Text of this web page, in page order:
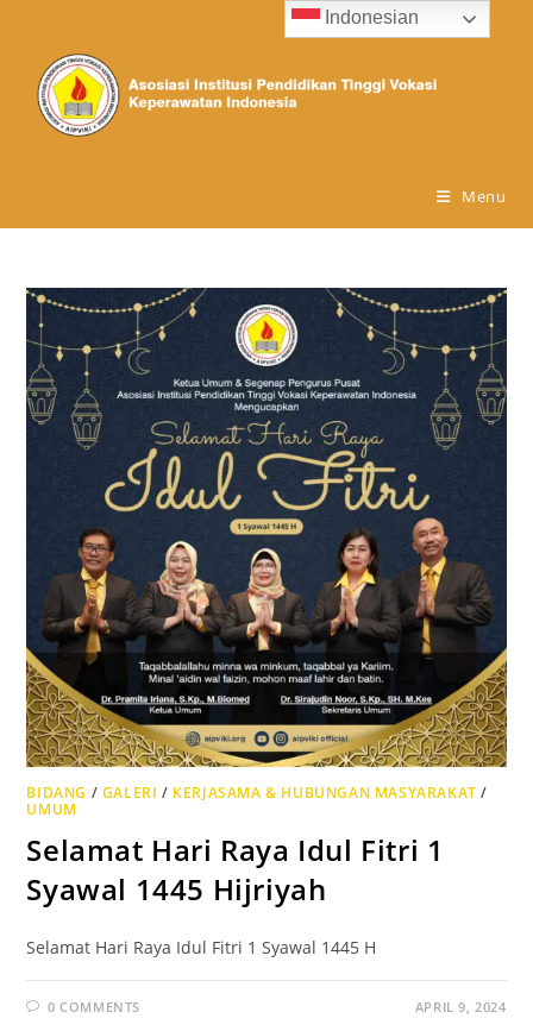
Menu
BIDANG / GALERI / KERJASAMA & HUBUNGAN MASYARAKAT /
UMUM
Selamat Hari Raya Idul Fitri 1
Syawal 1445 Hijriyah
Selamat Hari Raya Idul Fitri 1 Syawal 1445 H
0 COMMENTS APRIL 9, 2024
Indonesian